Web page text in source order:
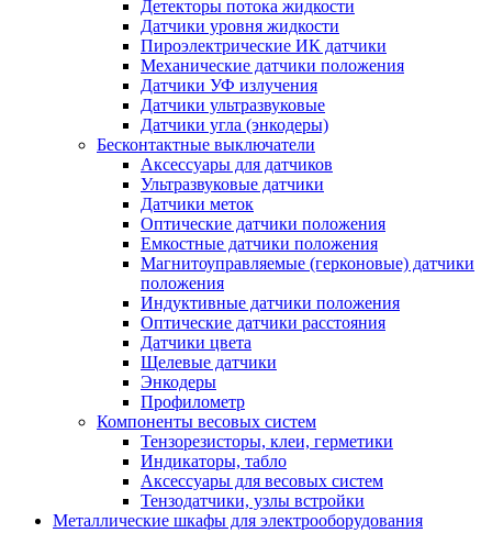
Детекторы потока жидкости
Датчики уровня жидкости
Пироэлектрические ИК датчики
Механические датчики положения
Датчики УФ излучения
Датчики ультразвуковые
Датчики угла (энкодеры)
Бесконтактные выключатели
Аксессуары для датчиков
Ультразвуковые датчики
Датчики меток
Оптические датчики положения
Емкостные датчики положения
Магнитоуправляемые (герконовые) датчики
положения
Индуктивные датчики положения
Оптические датчики расстояния
Датчики цвета
Щелевые датчики
Энкодеры
Профилометр
Компоненты весовых систем
Тензорезисторы, клеи, герметики
Индикаторы, табло
Аксессуары для весовых систем
Тензодатчики, узлы встройки
Металлические шкафы для электрооборудования